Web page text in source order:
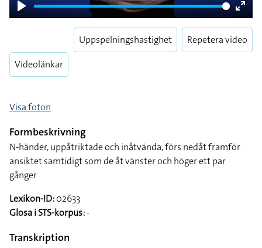
Play
Enter
Videolänkar
Uppspelningshastighet Repetera video
Visa foton
Formbeskrivning
N-händer, uppåtriktade och inåtvända, förs nedåt framför
ansiktet samtidigt som de åt vänster och höger ett par
gånger
Lexikon-ID:02633
Glosa i STS-korpus:-
Transkription